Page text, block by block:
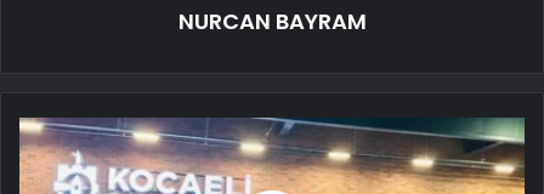
NURCAN BAYRAM